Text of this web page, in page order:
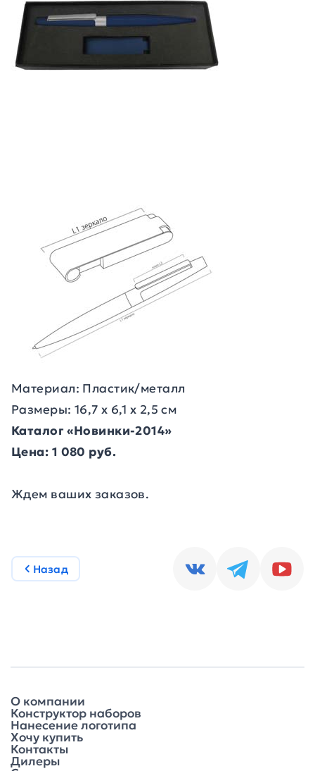
Материал: Пластик/металл
Размеры: 16,7 x 6,1 x 2,5 см
Каталог «Новинки-2014»
Цена: 1 080 руб.
Ждем ваших заказов.
Назад
О компании
Конструктор наборов
Нанесение логотипа
Хочу купить
Контакты
Дилеры